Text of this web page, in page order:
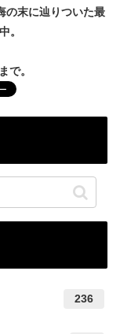
の末に辿りついた最
。
で。
236